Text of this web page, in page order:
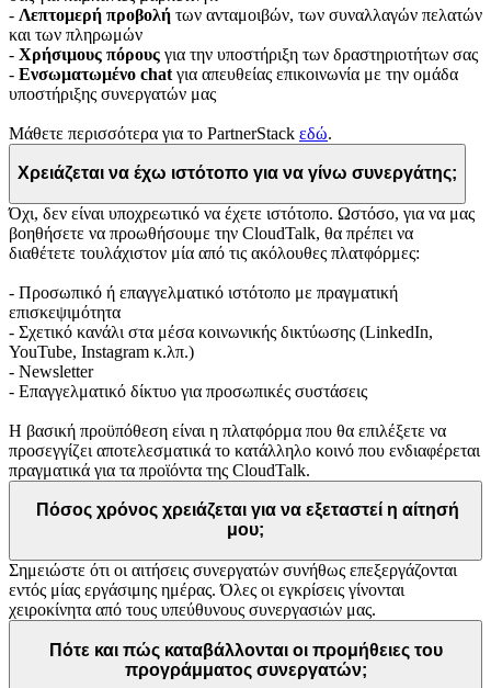
- Λεπτομερή προβολή των ανταμοιβών, των συναλλαγών πελατών
και των πληρωμών
- Χρήσιμους πόρους για την υποστήριξη των δραστηριοτήτων σας
- Ενσωματωμένο chat για απευθείας επικοινωνία με την ομάδα
υποστήριξης συνεργατών μας
Μάθετε περισσότερα για το PartnerStack εδώ.
Χρειάζεται να έχω ιστότοπο για να γίνω συνεργάτης;
Όχι, δεν είναι υποχρεωτικό να έχετε ιστότοπο. Ωστόσο, για να μας
βοηθήσετε να προωθήσουμε την CloudTalk, θα πρέπει να
διαθέτετε τουλάχιστον μία από τις ακόλουθες πλατφόρμες:
- Προσωπικό ή επαγγελματικό ιστότοπο με πραγματική
επισκεψιμότητα
- Σχετικό κανάλι στα μέσα κοινωνικής δικτύωσης (LinkedIn,
YouTube, Instagram κ.λπ.)
- Newsletter
- Επαγγελματικό δίκτυο για προσωπικές συστάσεις
Η βασική προϋπόθεση είναι η πλατφόρμα που θα επιλέξετε να
προσεγγίζει αποτελεσματικά το κατάλληλο κοινό που ενδιαφέρεται
πραγματικά για τα προϊόντα της CloudTalk.
Πόσος χρόνος χρειάζεται για να εξεταστεί η αίτησή
μου;
Σημειώστε ότι οι αιτήσεις συνεργατών συνήθως επεξεργάζονται
εντός μίας εργάσιμης ημέρας. Όλες οι εγκρίσεις γίνονται
χειροκίνητα από τους υπεύθυνους συνεργασιών μας.
Πότε και πώς καταβάλλονται οι προμήθειες του
προγράμματος συνεργατών;